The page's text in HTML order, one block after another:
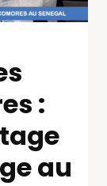
:
au